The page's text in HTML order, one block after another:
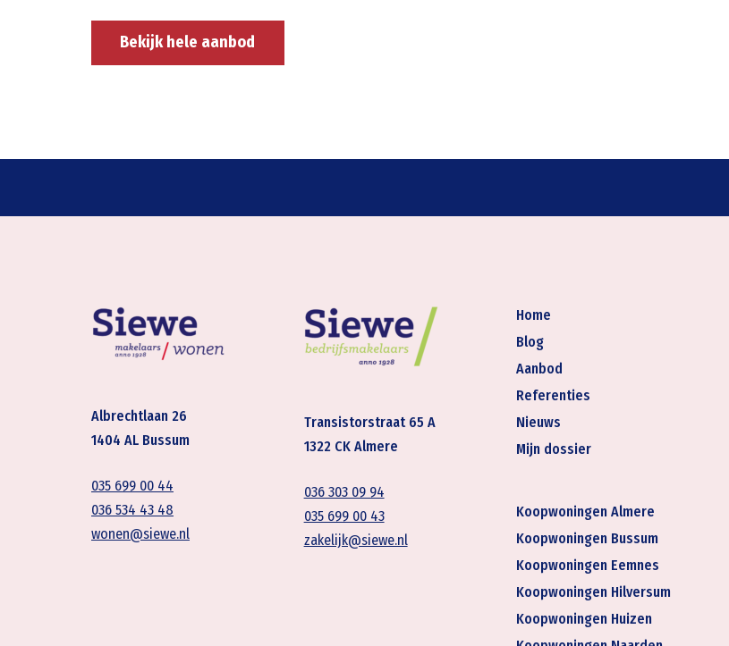
Bekijk hele aanbod
Albrechtlaan 26
1404 AL Bussum
035 699 00 44
036 534 43 48
wonen@siewe.nl
Transistorstraat 65 A
1322 CK Almere
036 303 09 94
035 699 00 43
zakelijk@siewe.nl
Home
Blog
Aanbod
Referenties
Nieuws
Mijn dossier
Koopwoningen Almere
Koopwoningen Bussum
Koopwoningen Eemnes
Koopwoningen Hilversum
Koopwoningen Huizen